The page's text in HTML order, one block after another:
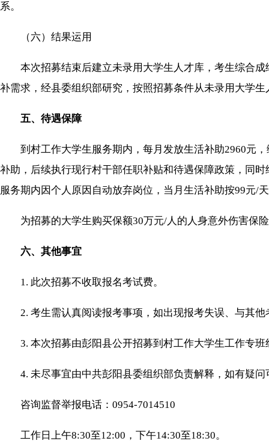
系。
（六）结果运用
本次招募结束后建立未录用大学生人才库，考生综合成
补需求，经县委组织部研究，按照招募条件从未录用大学
五、待遇保障
到村工作大学生服务期内，每月发放生活补助2960元，
补助，后续执行现行村干部任职补贴和待遇保障政策，同
服务期内因个人原因自动放弃岗位，当月生活补助按99元/
为招募的大学生购买保额30万元/人的人身意外伤害保
六、其他事宜
1. 此次招募不收取报名考试费。
2. 考生需认真阅读报考事项，如出现报考失误、与其他
3. 本次招募由彭阳县公开招募到村工作大学生工作专班
4. 未尽事宜由中共彭阳县委组织部负责解释，如有疑问
咨询监督举报电话：0954-7014510
工作日上午8:30至12:00，下午14:30至18:30。